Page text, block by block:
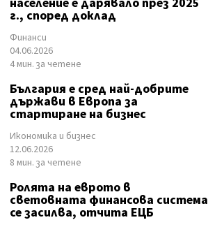
г., според доклад
Финанси
04.06.2026
4 мин. за четене
България е сред най-добрите
държави в Европа за
стартиране на бизнес
Икономика и бизнес
12.06.2026
8 мин. за четене
Ролята на еврото в
световната финансова система
се засилва, отчита ЕЦБ